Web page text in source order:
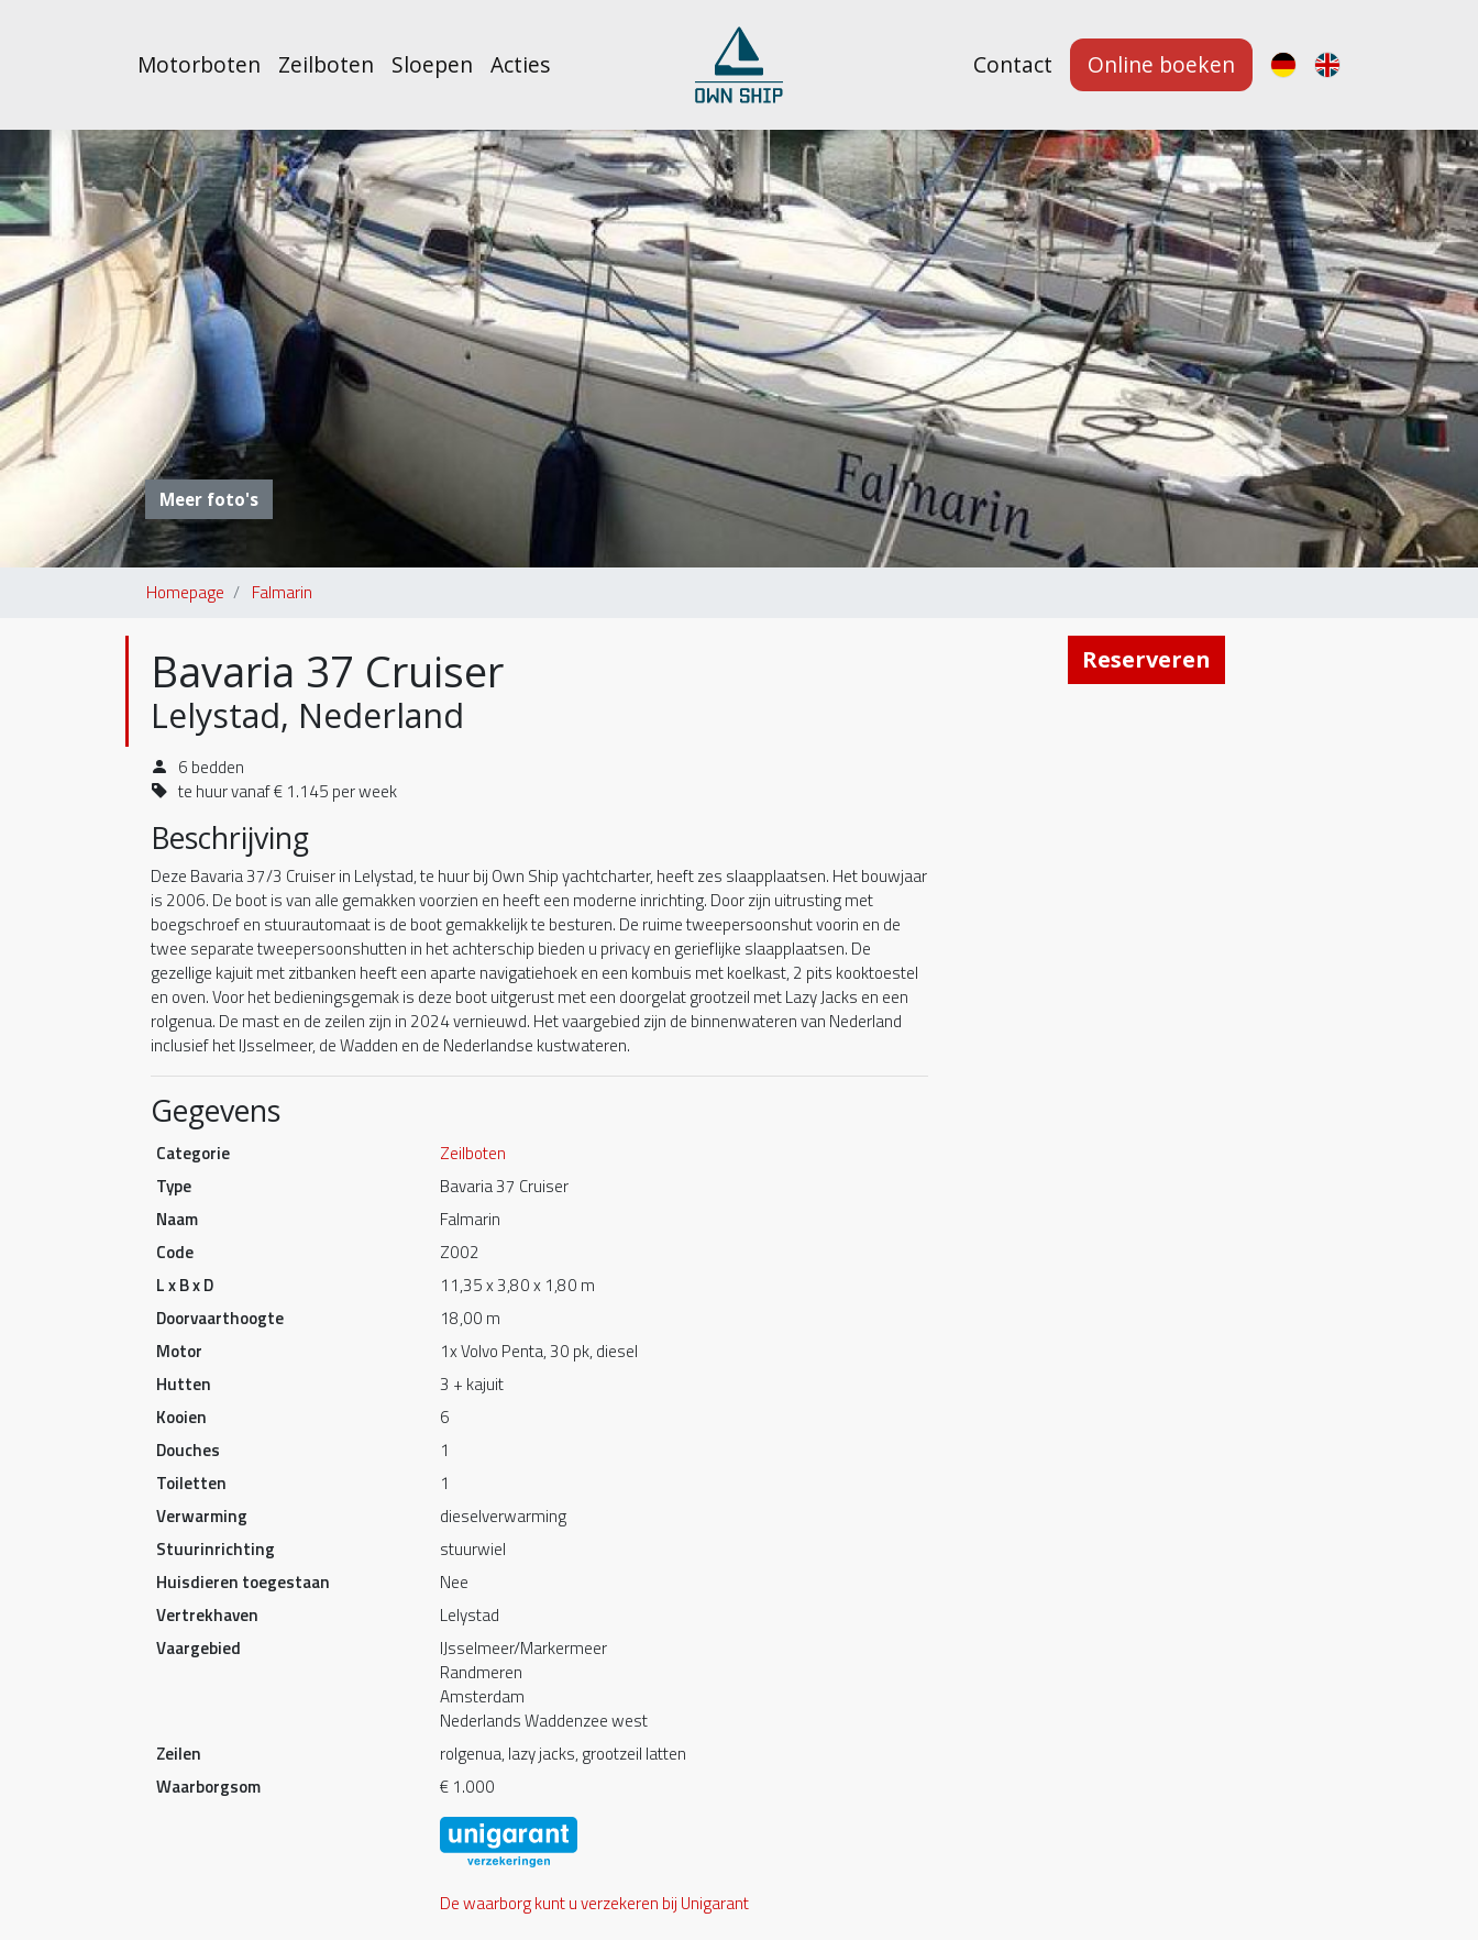
Motorboten Zeilboten Sloepen Acties Contact Online boeken
Meer foto's
Homepage Falmarin
Bavaria 37 Cruiser
Lelystad, Nederland
6 bedden
te huur vanaf € 1.145 per week
Beschrijving
Deze Bavaria 37/3 Cruiser in Lelystad, te huur bij Own Ship yachtcharter, heeft zes slaapplaatsen. Het bouwjaar
is 2006. De boot is van alle gemakken voorzien en heeft een moderne inrichting. Door zijn uitrusting met
boegschroef en stuurautomaat is de boot gemakkelijk te besturen. De ruime tweepersoonshut voorin en de
twee separate tweepersoonshutten in het achterschip bieden u privacy en gerieflijke slaapplaatsen. De
gezellige kajuit met zitbanken heeft een aparte navigatiehoek en een kombuis met koelkast, 2 pits kooktoestel
en oven. Voor het bedieningsgemak is deze boot uitgerust met een doorgelat grootzeil met Lazy Jacks en een
rolgenua. De mast en de zeilen zijn in 2024 vernieuwd. Het vaargebied zijn de binnenwateren van Nederland
inclusief het IJsselmeer, de Wadden en de Nederlandse kustwateren.
Gegevens
Categorie
Zeilboten
Type
Bavaria 37 Cruiser
Naam
Falmarin
Code
Z002
L x B x D
11,35 x 3,80 x 1,80 m
Doorvaarthoogte
18,00 m
Motor
1x Volvo Penta, 30 pk, diesel
Hutten
3 + kajuit
Kooien
6
Douches
1
Toiletten
1
Verwarming
dieselverwarming
Stuurinrichting
stuurwiel
Huisdieren toegestaan
Nee
Vertrekhaven
Lelystad
Vaargebied
IJsselmeer/Markermeer
Randmeren
Amsterdam
Nederlands Waddenzee west
Zeilen
rolgenua, lazy jacks, grootzeil latten
Waarborgsom
€ 1.000
De waarborg kunt u verzekeren bij Unigarant
Reserveren